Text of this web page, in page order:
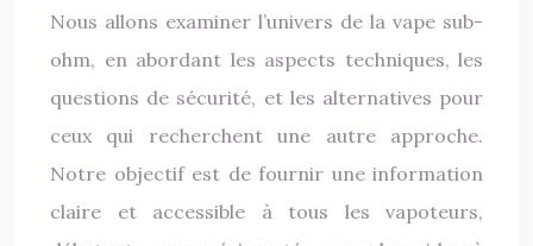
Nous allons examiner l’univers de la vape sub-
ohm, en abordant les aspects techniques, les
questions de sécurité, et les alternatives pour
ceux qui recherchent une autre approche.
Notre objectif est de fournir une information
claire et accessible à tous les vapoteurs,